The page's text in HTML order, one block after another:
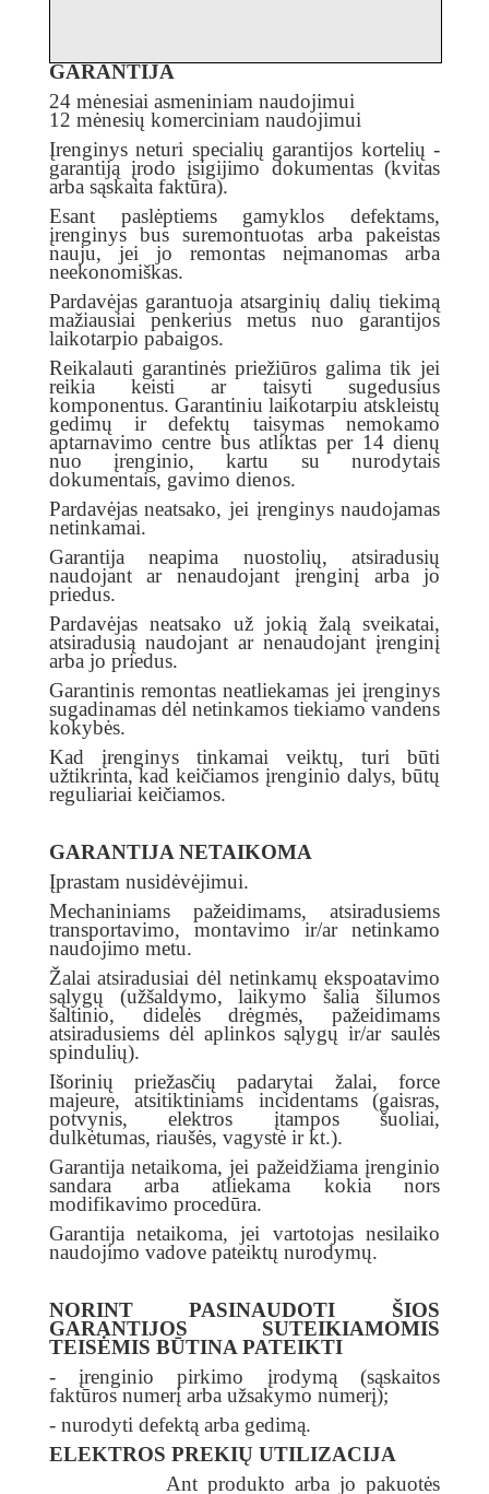
GARANTIJA
24 mėnesiai asmeniniam naudojimui
12 mėnesių komerciniam naudojimui
Įrenginys neturi specialių garantijos kortelių -
garantiją įrodo įsigijimo dokumentas (kvitas
arba sąskaita faktūra).
Esant paslėptiems gamyklos defektams,
įrenginys bus suremontuotas arba pakeistas
nauju, jei jo remontas neįmanomas arba
neekonomiškas.
Pardavėjas garantuoja atsarginių dalių tiekimą
mažiausiai penkerius metus nuo garantijos
laikotarpio pabaigos.
Reikalauti garantinės priežiūros galima tik jei
reikia keisti ar taisyti sugedusius
komponentus. Garantiniu laikotarpiu atskleistų
gedimų ir defektų taisymas nemokamo
aptarnavimo centre bus atliktas per 14 dienų
nuo įrenginio, kartu su nurodytais
dokumentais, gavimo dienos.
Pardavėjas neatsako, jei įrenginys naudojamas
netinkamai.
Garantija neapima nuostolių, atsiradusių
naudojant ar nenaudojant įrenginį arba jo
priedus.
Pardavėjas neatsako už jokią žalą sveikatai,
atsiradusią naudojant ar nenaudojant įrenginį
arba jo priedus.
Garantinis remontas neatliekamas jei įrenginys
sugadinamas dėl netinkamos tiekiamo vandens
kokybės.
Kad įrenginys tinkamai veiktų, turi būti
užtikrinta, kad keičiamos įrenginio dalys, būtų
reguliariai keičiamos.
GARANTIJA NETAIKOMA
Įprastam nusidėvėjimui.
Mechaniniams pažeidimams, atsiradusiems
transportavimo, montavimo ir/ar netinkamo
naudojimo metu.
Žalai atsiradusiai dėl netinkamų ekspoatavimo
sąlygų (užšaldymo, laikymo šalia šilumos
šaltinio, didelės drėgmės, pažeidimams
atsiradusiems dėl aplinkos sąlygų ir/ar saulės
spindulių).
Išorinių priežasčių padarytai žalai, force
majeure, atsitiktiniams incidentams (gaisras,
potvynis, elektros įtampos šuoliai,
dulkėtumas, riaušės, vagystė ir kt.).
Garantija netaikoma, jei pažeidžiama įrenginio
sandara arba atliekama kokia nors
modifikavimo procedūra.
Garantija netaikoma, jei vartotojas nesilaiko
naudojimo vadove pateiktų nurodymų.
NORINT PASINAUDOTI ŠIOS
GARANTIJOS SUTEIKIAMOMIS
TEISĖMIS BŪTINA PATEIKTI
- įrenginio pirkimo įrodymą (sąskaitos
faktūros numerį arba užsakymo numerį);
- nurodyti defektą arba gedimą.
ELEKTROS PREKIŲ UTILIZACIJA
Ant produkto arba jo pakuotės